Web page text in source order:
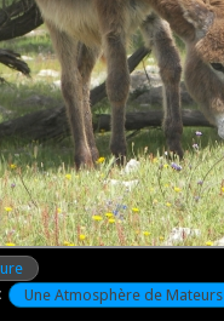
Une Atmosphère de Mateurs